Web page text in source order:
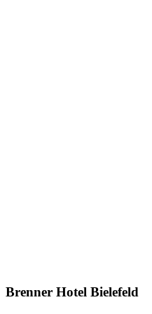
Brenner Hotel Bielefeld